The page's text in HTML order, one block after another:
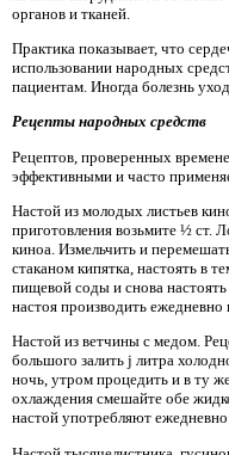
органов и тканей.
Практика показывает, что
использовании народных
пациентам. Иногда болезнь
Рецепты народных средств
Рецептов, проверенных
эффективными и часто
Настой из молодых листьев
приготовления возьмите ½ ст.
киноа. Измельчить и
стаканом кипятка, настоять в
пищевой соды и снова
настоя производить
Настой из ветчины с медом.
большого залить ј литра
ночь, утром процедить и в ту
охлаждения смешайте обе
настой употребляют